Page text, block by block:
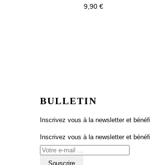
9,90 €
BULLETIN
Inscrivez vous à la newsletter et
Inscrivez vous à la newsletter et
Souscrire